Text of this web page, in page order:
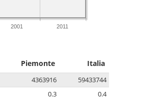
2001 2011
Piemonte Italia
4363916
59433744
0.3
0.4